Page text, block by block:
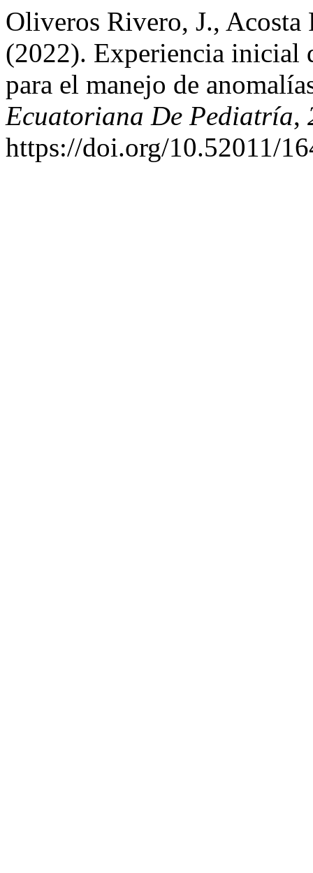
Oliveros Rivero, J.,
(2022). Experiencia
para el manejo de
Ecuatoriana De Pediatría,
https://doi.org/10.52011/